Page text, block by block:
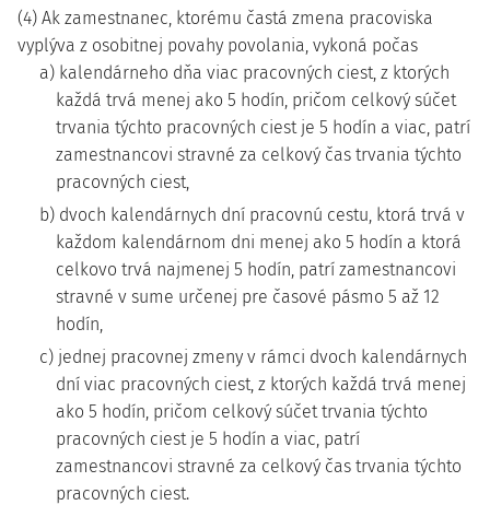
(4) Ak zamestnanec, ktorému častá zmena pracoviska
vyplýva z osobitnej povahy povolania, vykoná počas
a) kalendárneho dňa viac pracovných ciest, z ktorých
každá trvá menej ako 5 hodín, pričom celkový súčet
trvania týchto pracovných ciest je 5 hodín a viac, patrí
zamestnancovi stravné za celkový čas trvania týchto
pracovných ciest,
b) dvoch kalendárnych dní pracovnú cestu, ktorá trvá v
každom kalendárnom dni menej ako 5 hodín a ktorá
celkovo trvá najmenej 5 hodín, patrí zamestnancovi
stravné v sume určenej pre časové pásmo 5 až 12
hodín,
c) jednej pracovnej zmeny v rámci dvoch kalendárnych
dní viac pracovných ciest, z ktorých každá trvá menej
ako 5 hodín, pričom celkový súčet trvania týchto
pracovných ciest je 5 hodín a viac, patrí
zamestnancovi stravné za celkový čas trvania týchto
pracovných ciest.